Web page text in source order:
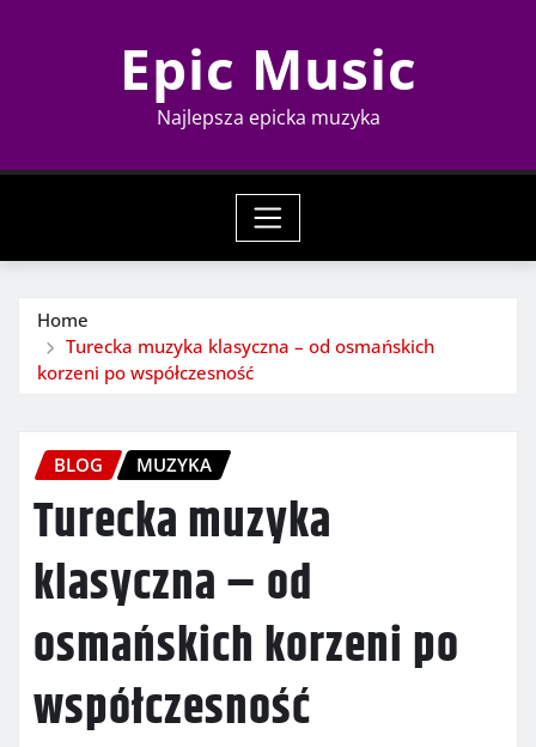
Epic Music
Najlepsza epicka muzyka
Home
Turecka muzyka klasyczna – od osmańskich
korzeni po współczesność
BLOG MUZYKA
Turecka muzyka
klasyczna – od
osmańskich korzeni po
współczesność